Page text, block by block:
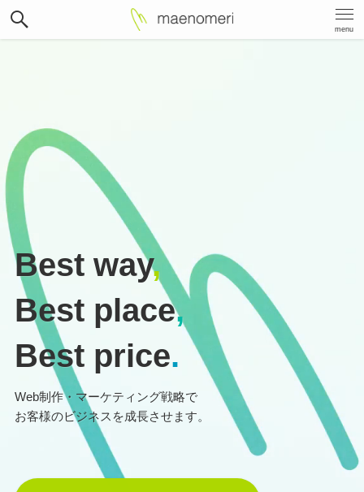
menu
Best way,
Best place,
Best price.
Web制作・マーケティング戦略で
お客様のビジネスを成長させます。